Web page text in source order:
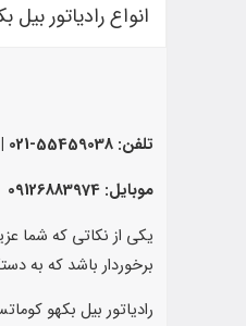
انواع رادیاتور بیل
تلفن: 55459038-021 | 55459022-021
موبایل: 09126883974
یکی از نکاتی که شما
برخوردار باشد که به
رادیاتور بیل بکهو